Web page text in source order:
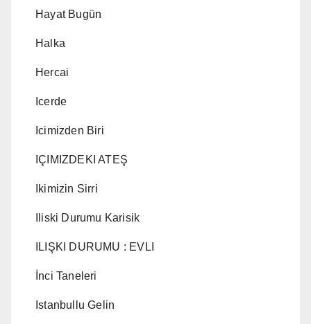
Hayat Bugün
Halka
Hercai
Icerde
Icimizden Biri
IÇIMIZDEKI ATEŞ
Ikimizin Sirri
Iliski Durumu Karisik
ILIŞKI DURUMU : EVLI
İnci Taneleri
Istanbullu Gelin